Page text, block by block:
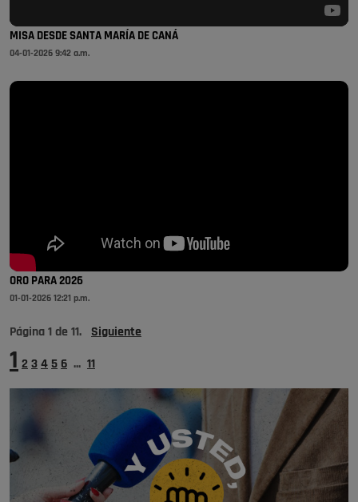
MISA DESDE SANTA MARÍA DE CANÁ
04-01-2026 9:42 a.m.
ORO PARA 2026
01-01-2026 12:21 p.m.
Página 1 de 11. Siguiente
1 2 3 4 5 6 ... 11